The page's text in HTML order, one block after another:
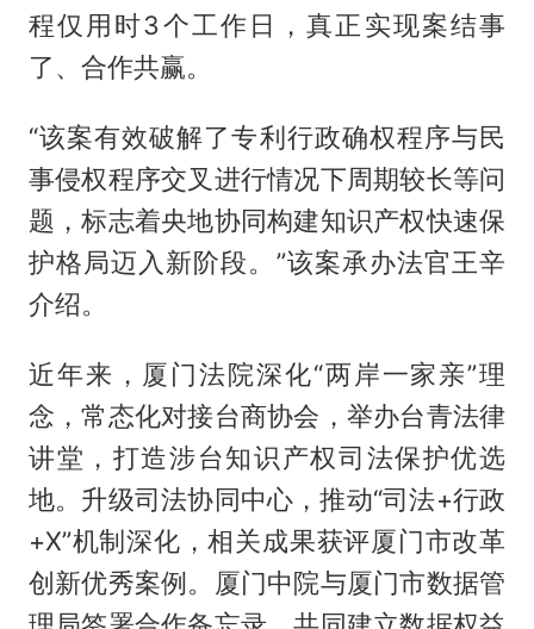
程仅用时3个工作日，真正实现案结事
了、合作共赢。
“该案有效破解了专利行政确权程序与民
事侵权程序交叉进行情况下周期较长等问
题，标志着央地协同构建知识产权快速保
护格局迈入新阶段。”该案承办法官王辛
介绍。
近年来，厦门法院深化“两岸一家亲”理
念，常态化对接台商协会，举办台青法律
讲堂，打造涉台知识产权司法保护优选
地。升级司法协同中心，推动“司法+行政
+X”机制深化，相关成果获评厦门市改革
创新优秀案例。厦门中院与厦门市数据管